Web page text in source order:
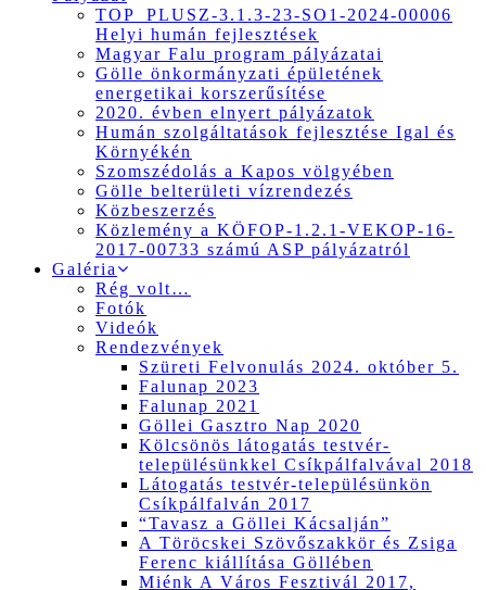
TOP_PLUSZ-3.1.3-23-SO1-2024-00006
Helyi humán fejlesztések
Magyar Falu program pályázatai
Gölle önkormányzati épületének
energetikai korszerűsítése
2020. évben elnyert pályázatok
Humán szolgáltatások fejlesztése Igal és
Környékén
Szomszédolás a Kapos völgyében
Gölle belterületi vízrendezés
Közbeszerzés
Közlemény a KÖFOP-1.2.1-VEKOP-16-
2017-00733 számú ASP pályázatról
Galéria
Rég volt…
Fotók
Videók
Rendezvények
Szüreti Felvonulás 2024. október 5.
Falunap 2023
Falunap 2021
Göllei Gasztro Nap 2020
Kölcsönös látogatás testvér-
településünkkel Csíkpálfalvával 2018
Látogatás testvér-településünkön
Csíkpálfalván 2017
“Tavasz a Göllei Kácsalján”
A Töröcskei Szövőszakkör és Zsiga
Ferenc kiállítása Göllében
Miénk A Város Fesztivál 2017,